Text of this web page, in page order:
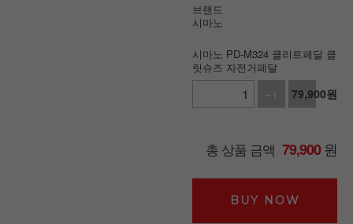
브랜드
시마노
시마노 PD-M324 클리트페달 클
릿슈즈 자전거페달
+1
-1
79,900원
총 상품 금액 79,900원
BUY NOW